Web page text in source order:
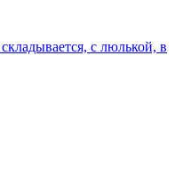
с люлькой, в